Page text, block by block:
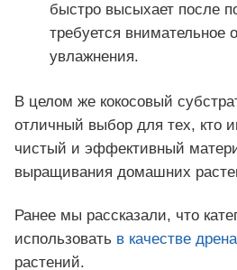
быстро высыхает после
требуется внимательное
увлажнения.
В целом же кокосовый
отличный выбор для тех, кто
чистый и эффективный
выращивания домашних
Ранее мы рассказали, что
использовать в качестве
растений.